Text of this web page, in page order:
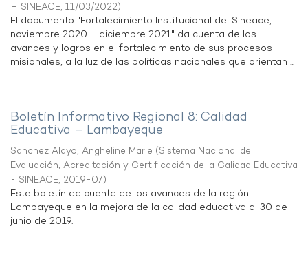
– SINEACE, 11/03/2022)
El documento "Fortalecimiento Institucional del Sineace,
noviembre 2020 - diciembre 2021" da cuenta de los
avances y logros en el fortalecimiento de sus procesos
misionales, a la luz de las políticas nacionales que orientan ...
Boletín Informativo Regional 8: Calidad
Educativa – Lambayeque
Sanchez Alayo, Angheline Marie (Sistema Nacional de
Evaluación, Acreditación y Certificación de la Calidad Educativa
- SINEACE, 2019-07)
Este boletín da cuenta de los avances de la región
Lambayeque en la mejora de la calidad educativa al 30 de
junio de 2019.